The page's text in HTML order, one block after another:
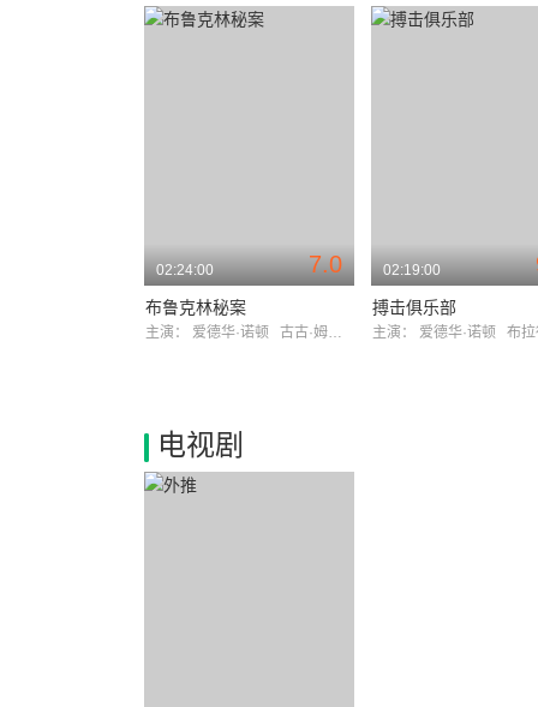
7.0
02:24:00
布鲁克林秘案
主演： 爱德华·诺顿 古古·姆巴塔-劳
02:19:00
搏击俱乐部
主演： 爱德华·诺顿 布拉德
电视剧